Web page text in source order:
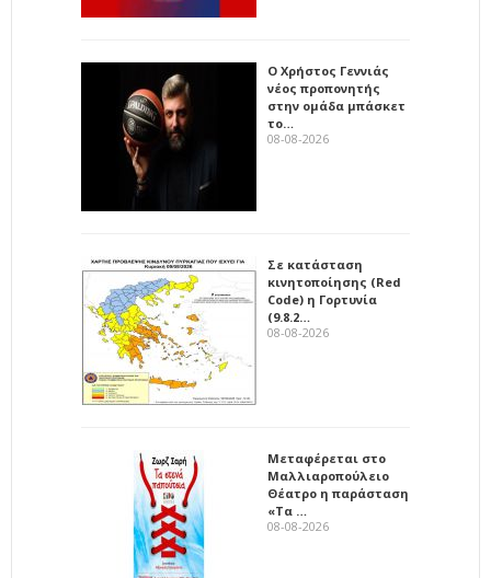
Ο Χρήστος Γεννιάς
νέος προπονητής
στην ομάδα μπάσκετ
το…
08-08-2026
Σε κατάσταση
κινητοποίησης (Red
Code) η Γορτυνία
(9.8.2…
08-08-2026
Μεταφέρεται στο
Μαλλιαροπούλειο
Θέατρο η παράσταση
«Τα …
08-08-2026